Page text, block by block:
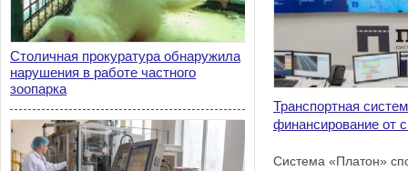
Столичная прокуратура обнаружила
нарушения в работе частного
зоопарка
Транспортная
финансирование от
Система «Платон»